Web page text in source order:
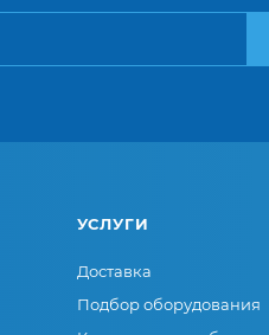
УСЛУГИ
Доставка
Подбор оборудования